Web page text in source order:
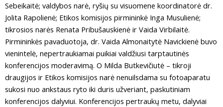
Sebeikaitė; valdybos narė, ryšių su visuomene koordinatorė dr.
Jolita Rapolienė; Etikos komisijos pirmininkė Inga Musulienė;
tikrosios narės Renata Pribušauskienė ir Vaida Virbilaitė.
Pirmininkės pavaduotoja, dr. Vaida Almonaitytė Navickienė buvo
vienintelė, nepertraukiamai puikiai valdžiusi tarptautinės
konferencijos moderavimą. O Milda Butkevičiutė – tikroji
draugijos ir Etikos komisijos narė nenuilsdama su fotoaparatu
sukosi nuo ankstaus ryto iki duris užveriant, paskutiniam
konferencijos dalyviui. Konferencijos pertraukų metu, dalyviai